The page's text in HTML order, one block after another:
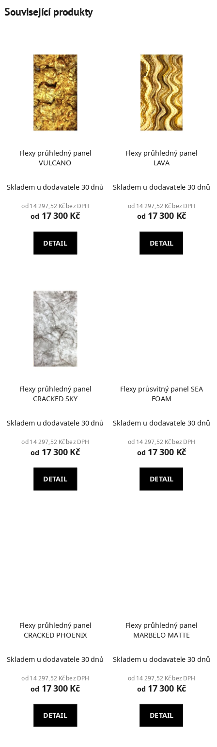
Související produkty
Flexy průhledný panel
VULCANO
hodnocení
produktu
je
z
Skladem u dodavatele 30 dnů
od 14 297,52 Kč bez DPH
od 17 300 Kč
DETAIL
Flexy průhledný panel
LAVA
Skladem u dodavatele 30 dnů
od 14 297,52 Kč bez DPH
od 17 300 Kč
DETAIL
Flexy průhledný panel
CRACKED SKY
Skladem u dodavatele 30 dnů
od 14 297,52 Kč bez DPH
od 17 300 Kč
DETAIL
Flexy průsvitný panel SEA
FOAM
Skladem u dodavatele 30 dnů
od 14 297,52 Kč bez DPH
od 17 300 Kč
DETAIL
Flexy průhledný panel
CRACKED PHOENIX
Skladem u dodavatele 30 dnů
od 14 297,52 Kč bez DPH
od 17 300 Kč
DETAIL
Flexy průhledný panel
MARBELO MATTE
Skladem u dodavatele 30 dnů
od 14 297,52 Kč bez DPH
od 17 300 Kč
DETAIL